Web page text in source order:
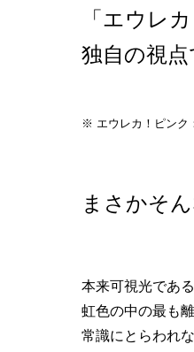
「エウレ
独自の視点
※ エウレカ！ピンク
まさかそ
本来可視光であ
虹色の中の最も
常識にとらわれ